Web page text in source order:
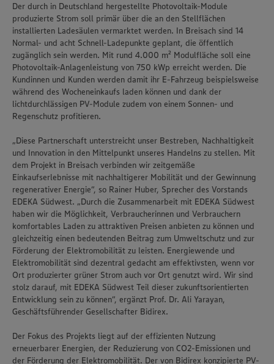
Wir setzen Cookies und andere Technologien ein, um Ihnen
ermöglichen. Wir verwenden Ihre Daten, um unsere
Website zu personalisieren und Ihnen möglichst relevante
Inhalte anzubieten. Ihre Einwilligung in die Nutzung von
Der durch in Deutschland hergestellte Photovoltaik-Module
produzierte Strom soll primär über die an den Stellflächen
installierten Ladesäulen vermarktet werden. In Breisach sind 14
Normal- und acht Schnell-Ladepunkte geplant, die öffentlich
zugänglich sein werden. Mit rund 4.000 m² Modulfläche soll eine
Photovoltaik-Anlagenleistung von 750 kWp erreicht werden. Die
Kundinnen und Kunden werden damit ihr E-Fahrzeug beispielsweise
während des Wocheneinkaufs laden können und dank der
lichtdurchlässigen PV-Module zudem von einem Sonnen- und
Regenschutz profitieren.
„Diese Partnerschaft unterstreicht unser Bestreben, Nachhaltigkeit
und Innovation in den Mittelpunkt unseres Handelns zu stellen. Mit
dem Projekt in Breisach verbinden wir zeitgemäße
Einkaufserlebnisse mit nachhaltigerer Mobilität und der Gewinnung
regenerativer Energie“, so Rainer Huber, Sprecher des Vorstands
EDEKA Südwest. „Durch die Zusammenarbeit mit EDEKA Südwest
haben wir die Möglichkeit, Verbraucherinnen und Verbrauchern
komfortables Laden zu attraktiven Preisen anbieten zu können und
gleichzeitig einen bedeutenden Beitrag zum Umweltschutz und zur
Förderung der Elektromobilität zu leisten. Energiewende und
Elektromobilität sind dezentral gedacht am effektivsten, wenn vor
Ort produzierter grüner Strom auch vor Ort genutzt wird. Wir sind
stolz darauf, mit EDEKA Südwest Teil dieser zukunftsorientierten
Entwicklung sein zu können“, ergänzt Prof. Dr. Ali Yarayan,
Geschäftsführender Gesellschafter Bidirex.
Der Fokus des Projekts liegt auf der effizienten Nutzung
erneuerbarer Energien, der Reduzierung von CO2-Emissionen und
der Förderung der Elektromobilität. Der von Bidirex konzipierte PV-